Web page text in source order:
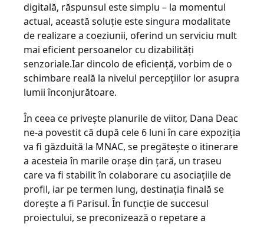
digitală, răspunsul este simplu – la momentul
actual, această soluţie este singura modalitate
de realizare a coeziunii, oferind un serviciu mult
mai eficient persoanelor cu dizabilităţi
senzoriale.Iar dincolo de eficienţă, vorbim de o
schimbare reală la nivelul percepţiilor lor asupra
lumii înconjurătoare.
În ceea ce priveşte planurile de viitor, Dana Deac
ne-a povestit că după cele 6 luni în care expoziţia
va fi găzduită la MNAC, se pregăteşte o itinerare
a acesteia în marile oraşe din ţară, un traseu
care va fi stabilit în colaborare cu asociaţiile de
profil, iar pe termen lung, destinația finală se
dorește a fi Parisul. În funcţie de succesul
proiectului, se preconizează o repetare a